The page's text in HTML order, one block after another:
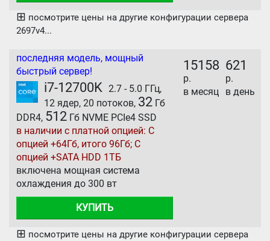
⊞ посмотрите цены на другие конфигурации сервера
2697v4...
последняя модель, мощный
быстрый сервер!
i7-12700K
2.7 - 5.0 ГГц,
12 ядер, 20 потоков, 32 Гб
DDR4, 512 Гб NVME PCIe4 SSD
в наличии с платной опцией: С
опцией +64Гб, итого 96Гб; С
опцией +SATA HDD 1ТБ
включена мощная система
охлаждения до 300 вт
КУПИТЬ
15158
р.
в месяц
621
р.
в день
⊞ посмотрите цены на другие конфигурации сервера